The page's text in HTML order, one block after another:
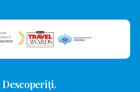
Descoperiți.